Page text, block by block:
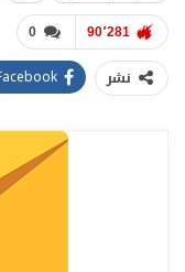
0 90٬281
نشر